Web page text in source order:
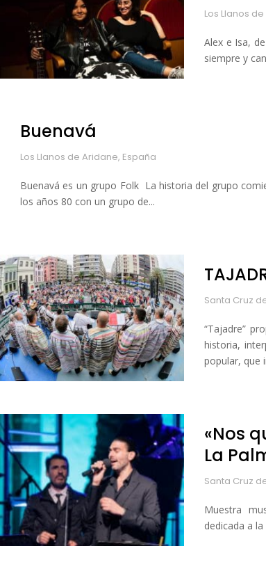
Los Llanos
Alex e Isa,
siempre y
Buenavá
Los Llanos de Aridane, España
Buenavá es un grupo Folk La historia del grupo
los años 80 con un grupo de...
Santa Cruz
“Tajadre”
historia,
popular, que
«Nos
La
Santa Cruz
Muestra
dedicada a